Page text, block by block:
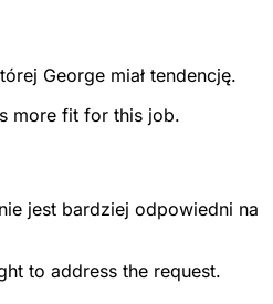
George miał tendencję.
more fit for this job.
jest bardziej odpowiedni na
to address the request.